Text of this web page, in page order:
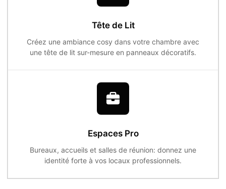
Tête de Lit
Créez une ambiance cosy dans votre chambre avec
une tête de lit sur-mesure en panneaux décoratifs.
Espaces Pro
Bureaux, accueils et salles de réunion: donnez une
identité forte à vos locaux professionnels.